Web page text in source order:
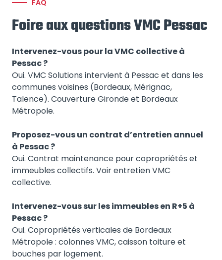
FAQ
Foire aux questions VMC Pessac
Intervenez-vous pour la VMC collective à
Pessac ?
Oui. VMC Solutions intervient à Pessac et dans les
communes voisines (Bordeaux, Mérignac,
Talence). Couverture Gironde et Bordeaux
Métropole.
Proposez-vous un contrat d’entretien annuel
à Pessac ?
Oui. Contrat maintenance pour copropriétés et
immeubles collectifs. Voir entretien VMC
collective.
Intervenez-vous sur les immeubles en R+5 à
Pessac ?
Oui. Copropriétés verticales de Bordeaux
Métropole : colonnes VMC, caisson toiture et
bouches par logement.